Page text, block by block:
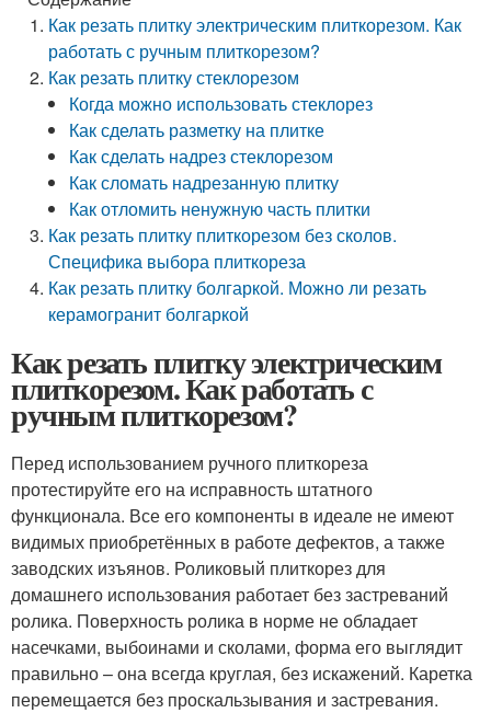
Как резать плитку электрическим плиткорезом. Как
работать с ручным плиткорезом?
Как резать плитку стеклорезом
Когда можно использовать стеклорез
Как сделать разметку на плитке
Как сделать надрез стеклорезом
Как сломать надрезанную плитку
Как отломить ненужную часть плитки
Как резать плитку плиткорезом без сколов.
Специфика выбора плиткореза
Как резать плитку болгаркой. Можно ли резать
керамогранит болгаркой
Как резать плитку электрическим
плиткорезом. Как работать с
ручным плиткорезом?
Перед использованием ручного плиткореза
протестируйте его на исправность штатного
функционала. Все его компоненты в идеале не имеют
видимых приобретённых в работе дефектов, а также
заводских изъянов. Роликовый плиткорез для
домашнего использования работает без застреваний
ролика. Поверхность ролика в норме не обладает
насечками, выбоинами и сколами, форма его выглядит
правильно – она всегда круглая, без искажений. Каретка
перемещается без проскальзывания и застревания.